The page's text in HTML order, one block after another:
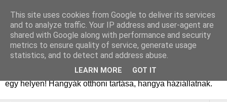
Hangyafarm
Hangyatartás gyakorlati tapasztalatok, hangyafarm
alapítástól a kifejlett kolóniákig. Tanácsok, megfigyelések,
kolóniatörténetek, fajismertetők. A hangyászásról minden
egy helyen! Hangyák otthoni tartása, hangya háziállatnak.
This site uses cookies from Google to deliver its services
and to analyze traffic. Your IP address and user-agent are
shared with Google along with performance and security
metrics to ensure quality of service, generate usage
statistics, and to detect and address abuse.
LEARN MORE GOT IT